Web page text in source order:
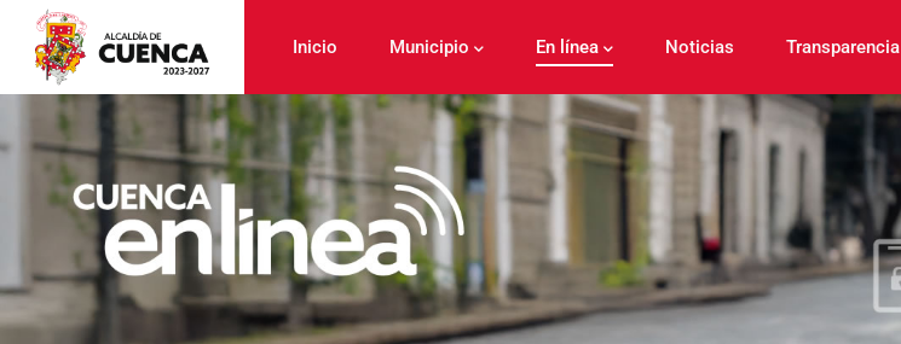
contenido
principal
Inicio Municipio En línea Noticias Transparencia